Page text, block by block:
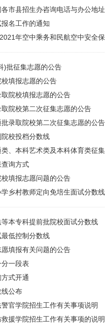
市县招生办咨询电话与办公地址
名工作的通知
年空中乘务和民航空中安全
)批征集志愿的公告
填报志愿的公告
院校填报志愿的公告
院校第二次征集志愿的公告
录取院校第二次征集志愿的公告
校投档分数线
、本科艺术类及本科体育类征
询方式
填报志愿问题的公告
乡村教师定向免培生面试分数线
本专科提前批院校面试分数线
低控制分数线
填报有关问题的公告
一段表
式开通
公布
官学院招生工作有关事项说明
援学院招生工作有关事项的说明